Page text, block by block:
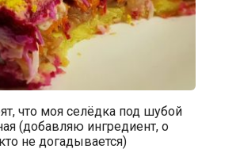
что моя селёдка под шубой
(добавляю ингредиент, о
не догадывается)